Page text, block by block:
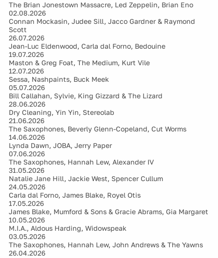
The Brian Jonestown Massacre, Led Zeppelin, Brian Eno
02.08.2026
Connan Mockasin, Judee Sill, Jacco Gardner & Raymond
Scott
26.07.2026
Jean-Luc Eldenwood, Carla dal Forno, Bedouine
19.07.2026
Maston & Greg Foat, The Medium, Kurt Vile
12.07.2026
Sessa, Nashpaints, Buck Meek
05.07.2026
Bill Callahan, Sylvie, King Gizzard & The Lizard
28.06.2026
Dry Cleaning, Yin Yin, Stereolab
21.06.2026
The Saxophones, Beverly Glenn-Copeland, Cut Worms
14.06.2026
Lynda Dawn, JOBA, Jerry Paper
07.06.2026
The Saxophones, Hannah Lew, Alexander IV
31.05.2026
Natalie Jane Hill, Jackie West, Spencer Cullum
24.05.2026
Carla dal Forno, James Blake, Royel Otis
17.05.2026
James Blake, Mumford & Sons & Gracie Abrams, Gia Margaret
10.05.2026
M.I.A., Aldous Harding, Widowspeak
03.05.2026
The Saxophones, Hannah Lew, John Andrews & The Yawns
26.04.2026